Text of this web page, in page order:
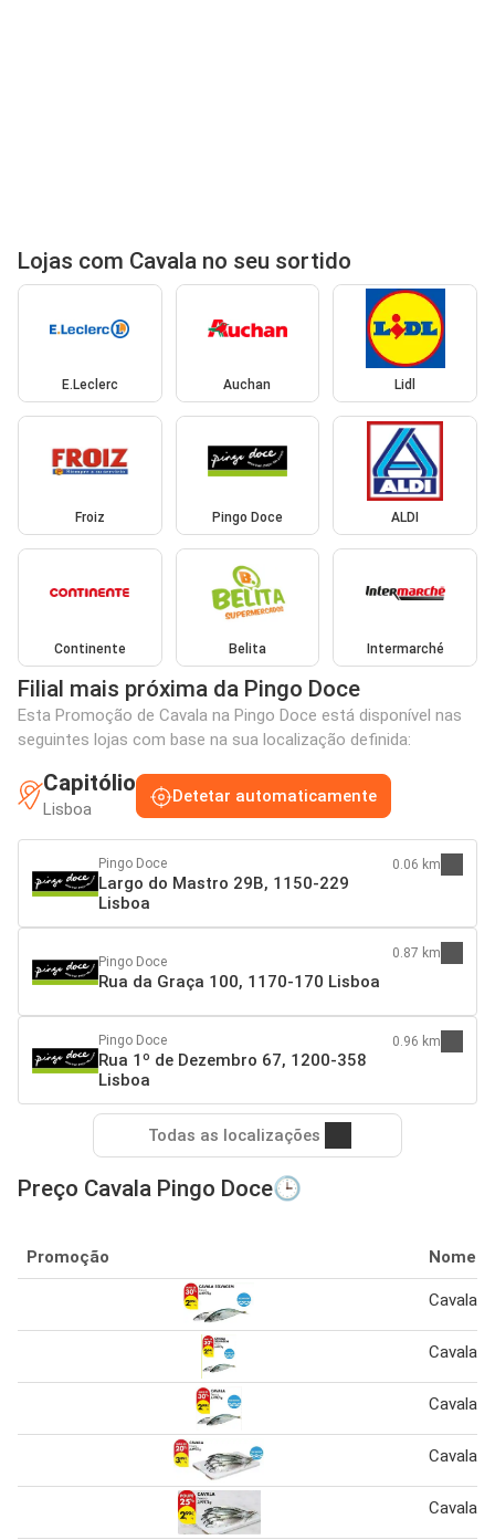
Lojas com Cavala no seu sortido
E.Leclerc Auchan Lidl
Froiz Pingo Doce ALDI
Continente Belita Intermarché
Filial mais próxima da Pingo Doce
Esta Promoção de Cavala na Pingo Doce está disponível nas
seguintes lojas com base na sua localização definida:
Capitólio
Lisboa
Detetar automaticamente
Pingo Doce
Largo do Mastro 29B, 1150-229
Lisboa
0.06 km
Pingo Doce
Rua da Graça 100, 1170-170 Lisboa
0.87 km
Pingo Doce
Rua 1º de Dezembro 67, 1200-358
Lisboa
0.96 km
Todas as localizações
Preço Cavala Pingo Doce🕒
Promoção Nome
Cavala
Cavala
Cavala
Cavala 1
Cavala